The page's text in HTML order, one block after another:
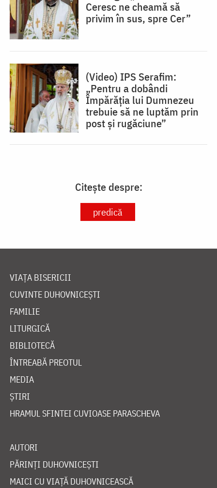
Ceresc ne cheamă să
privim în sus, spre Cer”
(Video) IPS Serafim:
„Pentru a dobândi
Împărăția lui Dumnezeu
trebuie să ne luptăm prin
post și rugăciune”
Citește despre:
predică
VIAȚA BISERICII
CUVINTE DUHOVNICEȘTI
FAMILIE
LITURGICĂ
BIBLIOTECĂ
ÎNTREABĂ PREOTUL
MEDIA
ȘTIRI
HRAMUL SFINTEI CUVIOASE PARASCHEVA
AUTORI
PĂRINȚI DUHOVNICEȘTI
MAICI CU VIAȚĂ DUHOVNICEASCĂ